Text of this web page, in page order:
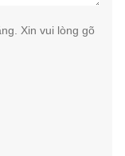
Xin vui lòng gõ